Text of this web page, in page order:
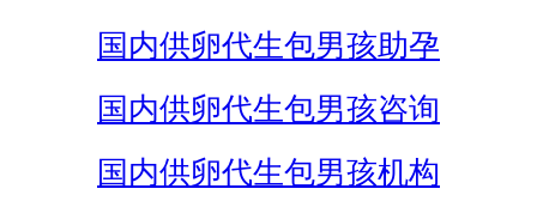
国内供卵代生包男孩助孕
国内供卵代生包男孩咨询
国内供卵代生包男孩机构